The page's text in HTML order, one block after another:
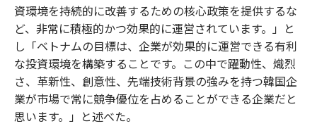
資環境を持続的に改善するための核心政策を提供するな
ど、非常に積極的かつ効果的に運営されています。」と
し「ベトナムの目標は、企業が効果的に運営できる有利
な投資環境を構築することです。この中で躍動性、熾烈
さ、革新性、創意性、先端技術背景の強みを持つ韓国企
業が市場で常に競争優位を占めることができる企業だと
思います。」と述べた。